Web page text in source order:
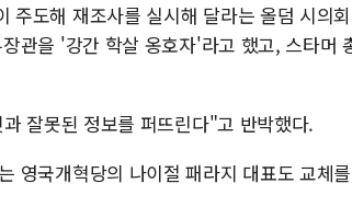
주도해 재조사를 실시해 달라는 올덤 시의
관을 '강간 학살 옹호자'라고 했고, 스타머
잘못된 정보를 퍼뜨린다"고 반박했다.
영국개혁당의 나이절 패라지 대표도 교체